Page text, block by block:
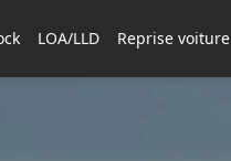
LOA/LLD Reprise voiture